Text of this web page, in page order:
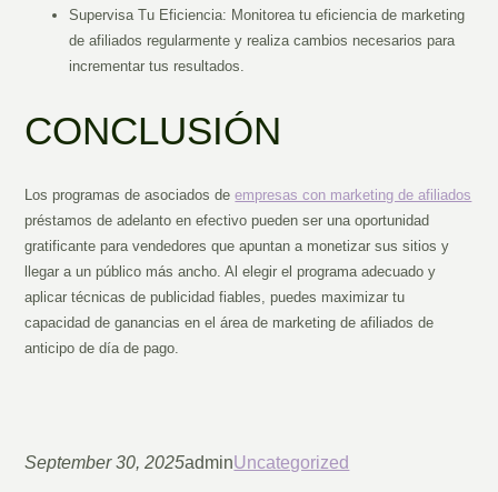
Supervisa Tu Eficiencia: Monitorea tu eficiencia de marketing
de afiliados regularmente y realiza cambios necesarios para
incrementar tus resultados.
CONCLUSIÓN
Los programas de asociados deempresas con marketing de afiliados
préstamos de adelanto en efectivo pueden ser una oportunidad
gratificante para vendedores que apuntan a monetizar sus sitios y
llegar a un público más ancho. Al elegir el programa adecuado y
aplicar técnicas de publicidad fiables, puedes maximizar tu
capacidad de ganancias en el área de marketing de afiliados de
anticipo de día de pago.
September 30, 2025adminUncategorized